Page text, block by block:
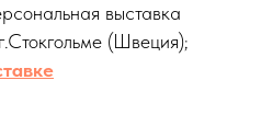
выставка
(Швеция);